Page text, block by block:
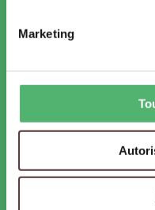
Marketing
Facebook
YouTube